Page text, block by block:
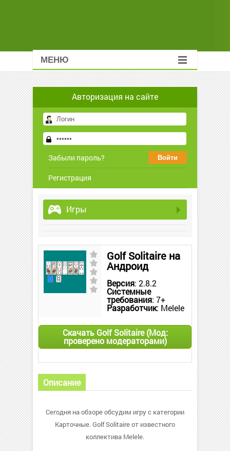
МЕНЮ
Авторизация на сайте
Забыли пароль?
Регистрация
Игры
Golf Solitaire на
Андроид
Версия: 2.8.2
Системные
требования: 7+
Разработчик: Melele
Скачать Golf Solitaire (Мод:
проверено модераторами)
Описание
Сегодня на обзоре обсудим игру с категории
Карточные. Golf Solitaire от известного
коллектива Melele.